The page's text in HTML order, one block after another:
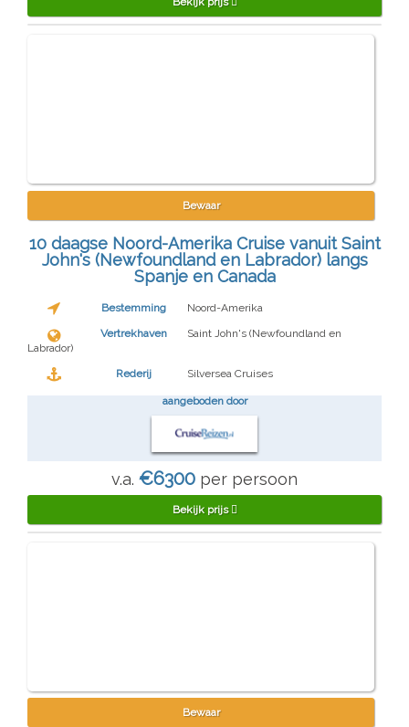
Bewaar
10 daagse Noord-Amerika Cruise vanuit Saint
John's (Newfoundland en Labrador) langs
Spanje en Canada
Bestemming Noord-Amerika
Vertrekhaven
Saint John's (Newfoundland en
Labrador)
Rederij Silversea Cruises
aangeboden door
v.a. €6300 per persoon
Bekijk prijs
Bewaar